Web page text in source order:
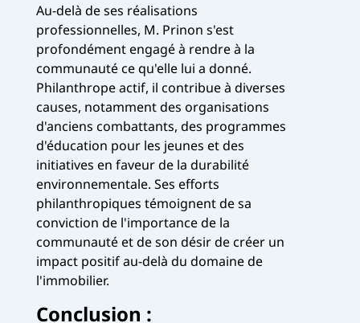
Au-delà de ses réalisations
professionnelles, M. Prinon s'est
profondément engagé à rendre à la
communauté ce qu'elle lui a donné.
Philanthrope actif, il contribue à diverses
causes, notamment des organisations
d'anciens combattants, des programmes
d'éducation pour les jeunes et des
initiatives en faveur de la durabilité
environnementale. Ses efforts
philanthropiques témoignent de sa
conviction de l'importance de la
communauté et de son désir de créer un
impact positif au-delà du domaine de
l'immobilier.
Conclusion :